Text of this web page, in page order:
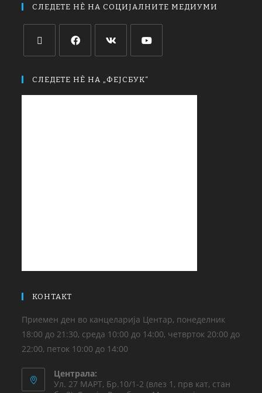
СЛЕДЕТЕ НЀ НА СОЦИЈАЛНИТЕ МЕДИУМИ
СЛЕДЕТЕ НЀ НА „ФЕЈСБУК“
КОНТАКТ
Приемен ден во канцеларија Центар, понеделник
18:00 до 21:30, среда 10:00 до 14:00, четврток 20:00 до
22:00, петок 10:00 до 14:00
Централа:
Ул. 27 МАРТ, Бр.10/1-2 (влез 1, прв кат, стан